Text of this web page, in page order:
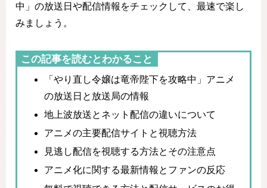
中」の放送日や配信情報をチェックして、最速で楽し
みましょう。
この記事を読むとわかること
「やり直し令嬢は竜帝陛下を攻略中」アニメ
の放送日と放送局の情報
地上波放送とネット配信の違いについて
アニメの主要配信サイトと視聴方法
見逃し配信を視聴する方法とその注意点
アニメ化に関する最新情報とファンの反応